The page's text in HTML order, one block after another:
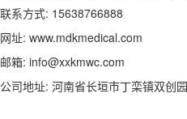
联系方式: 15638766888
网址: www.mdkmedical.com
邮箱: info@xxkmwc.com
公司地址: 河南省长垣市丁栾镇双创